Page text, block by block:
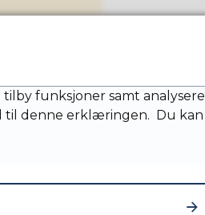
funksjoner samt analysere
til denne erklæringen. Du kan